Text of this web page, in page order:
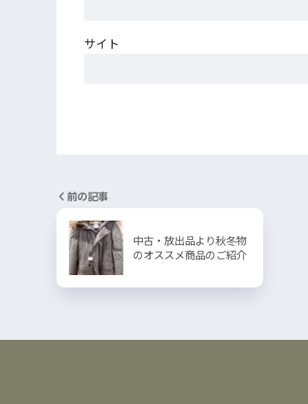
サイト
前の記事
中古・放出品より秋冬物
のオススメ商品のご紹介